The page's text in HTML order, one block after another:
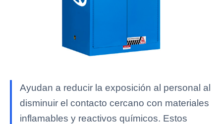
Ayudan a reducir la exposición al personal al
disminuir el contacto cercano con materiales
inflamables y reactivos químicos. Estos